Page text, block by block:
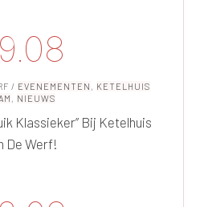
/ EVENEMENTEN , KETELHUIS
, NIEUWS
Klassieker” Bij Ketelhuis
De Werf!